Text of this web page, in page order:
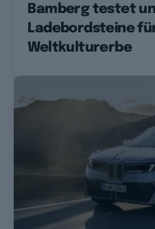
Bamberg testet
Ladebordsteine
Weltkulturerbe